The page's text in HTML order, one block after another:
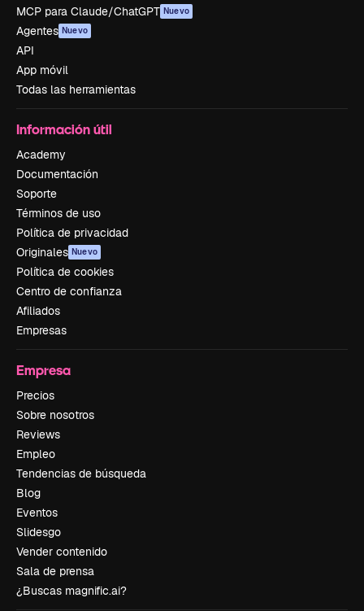
MCP para Claude/ChatGPT Nuevo
Agentes Nuevo
API
App móvil
Todas las herramientas
Información útil
Academy
Documentación
Soporte
Términos de uso
Política de privacidad
Originales Nuevo
Política de cookies
Centro de confianza
Afiliados
Empresas
Empresa
Precios
Sobre nosotros
Reviews
Empleo
Tendencias de búsqueda
Blog
Eventos
Slidesgo
Vender contenido
Sala de prensa
¿Buscas magnific.ai?